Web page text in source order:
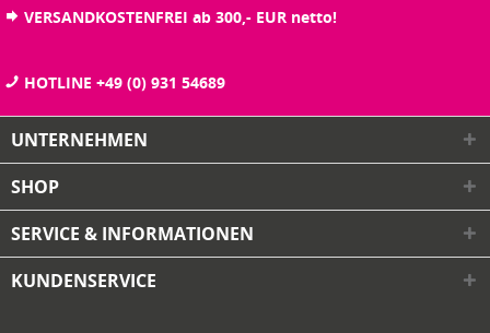
VERSANDKOSTENFREI ab 300,- EUR netto!
HOTLINE +49 (0) 931 54689
UNTERNEHMEN
SHOP
SERVICE & INFORMATIONEN
KUNDENSERVICE